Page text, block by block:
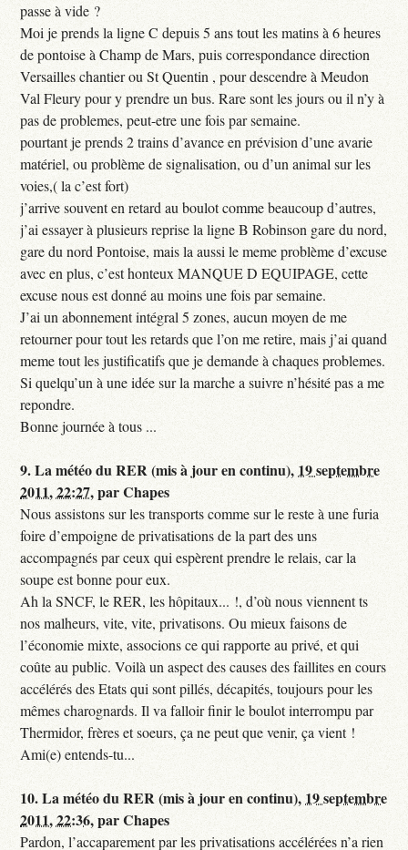
passe à vide ?
Moi je prends la ligne C depuis 5 ans tout les matins à 6 heures
de pontoise à Champ de Mars, puis correspondance direction
Versailles chantier ou St Quentin , pour descendre à Meudon
Val Fleury pour y prendre un bus. Rare sont les jours ou il n’y à
pas de problemes, peut-etre une fois par semaine.
pourtant je prends 2 trains d’avance en prévision d’une avarie
matériel, ou problème de signalisation, ou d’un animal sur les
voies,( la c’est fort)
j’arrive souvent en retard au boulot comme beaucoup d’autres,
j’ai essayer à plusieurs reprise la ligne B Robinson gare du nord,
gare du nord Pontoise, mais la aussi le meme problème d’excuse
avec en plus, c’est honteux MANQUE D EQUIPAGE, cette
excuse nous est donné au moins une fois par semaine.
J’ai un abonnement intégral 5 zones, aucun moyen de me
retourner pour tout les retards que l’on me retire, mais j’ai quand
meme tout les justificatifs que je demande à chaques problemes.
Si quelqu’un à une idée sur la marche a suivre n’hésité pas a me
repondre.
Bonne journée à tous ...
9.La météo du RER (mis à jour en continu), 19 septembre
2011, 22:27,parChapes
Nous assistons sur les transports comme sur le reste à une furia
foire d’empoigne de privatisations de la part des uns
accompagnés par ceux qui espèrent prendre le relais, car la
soupe est bonne pour eux.
Ah la SNCF, le RER, les hôpitaux... !, d’où nous viennent ts
nos malheurs, vite, vite, privatisons. Ou mieux faisons de
l’économie mixte, associons ce qui rapporte au privé, et qui
coûte au public. Voilà un aspect des causes des faillites en cours
accélérés des Etats qui sont pillés, décapités, toujours pour les
mêmes charognards. Il va falloir finir le boulot interrompu par
Thermidor, frères et soeurs, ça ne peut que venir, ça vient !
Ami(e) entends-tu...
10.La météo du RER (mis à jour en continu), 19 septembre
2011, 22:36,parChapes
Pardon, l’accaparement par les privatisations accélérées n’a rien